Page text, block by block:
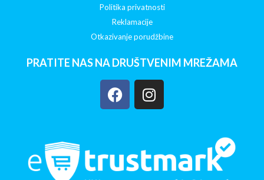
Politika privatnosti
Reklamacije
Otkazivanje porudžbine
PRATITE NAS NA DRUŠTVENIM MREŽAMA